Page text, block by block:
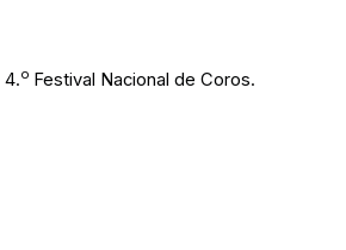
4.o Festival Nacional de Coros.